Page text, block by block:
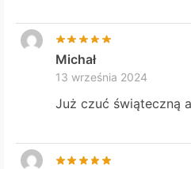
Michał
13 września 2024
Już czuć świąteczną